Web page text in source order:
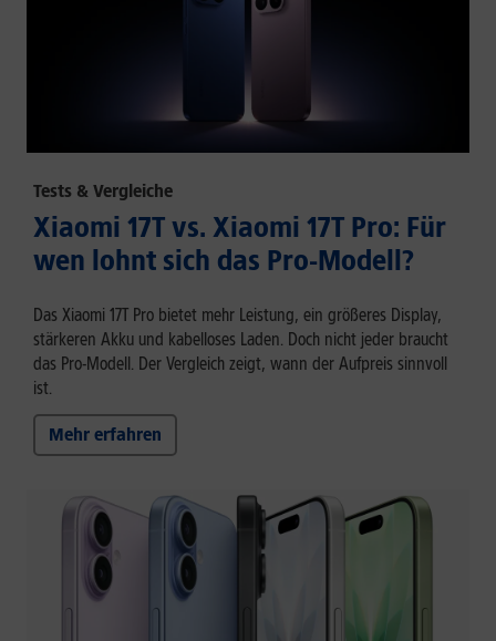
Tests & Vergleiche
Xiaomi 17T vs. Xiaomi 17T Pro: Für
wen lohnt sich das Pro-Modell?
Das Xiaomi 17T Pro bietet mehr Leistung, ein größeres Display,
stärkeren Akku und kabelloses Laden. Doch nicht jeder braucht
das Pro-Modell. Der Vergleich zeigt, wann der Aufpreis sinnvoll
ist.
Mehr erfahren